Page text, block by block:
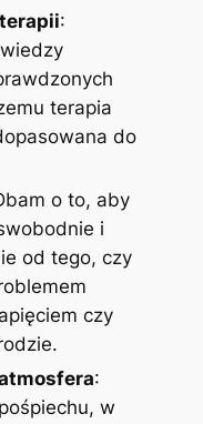
:
terapia
do
o to, aby
i
od tego, czy
czy
:
w